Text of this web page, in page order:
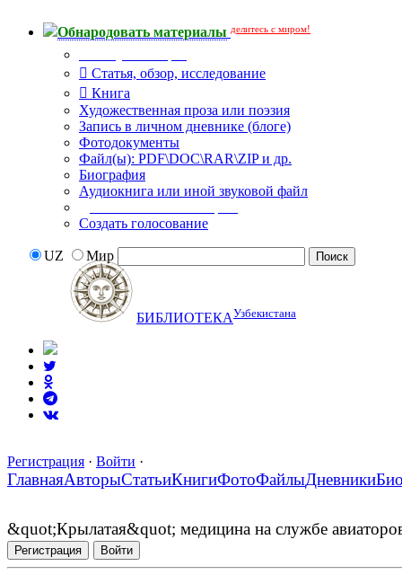
Обнародовать материалы делитесь с миром!
Статья, обзор, исследование
Книга
Художественная проза или поэзия
Запись в личном дневнике (блоге)
Фотодокументы
Файл(ы): PDF\DOC\RAR\ZIP и др.
Биография
Аудиокнига или иной звуковой файл
Создать голосование
UZ Мир
БИБЛИОТЕКАУзбекистана
Регистрация · Войти ·
ГлавнаяАвторыСтатьиКнигиФотоФайлыДневники
&quot;Крылатая&quot; медицина на службе
Регистрация Войти